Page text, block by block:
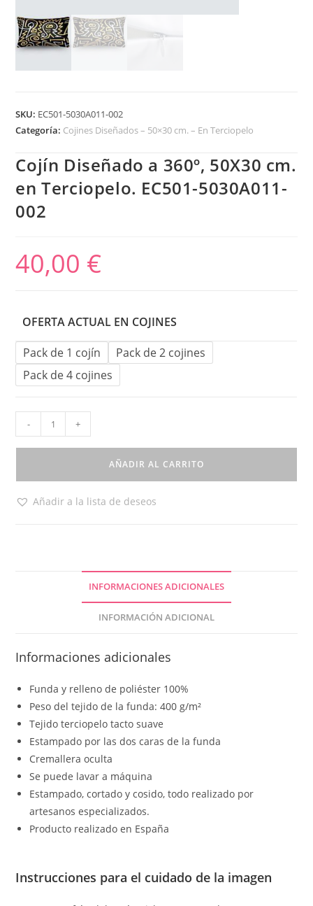
SKU: EC501-5030A011-002
Categoría: Cojines Diseñados – 50×30 cm. – En Terciopelo
Cojín Diseñado a 360º, 50X30 cm.
en Terciopelo. EC501-5030A011-
002
40,00 €
OFERTA ACTUAL EN COJINES
Pack de 1 cojín
Pack de 2 cojines
Pack de 4 cojines
- +
AÑADIR AL CARRITO
Añadir a la lista de deseos
INFORMACIONES ADICIONALES
INFORMACIÓN ADICIONAL
Informaciones adicionales
Funda y relleno de poliéster 100%
Peso del tejido de la funda: 400 g/m²
Tejido terciopelo tacto suave
Estampado por las dos caras de la funda
Cremallera oculta
Se puede lavar a máquina
Estampado, cortado y cosido, todo realizado por
artesanos especializados.
Producto realizado en España
Instrucciones para el cuidado de la imagen